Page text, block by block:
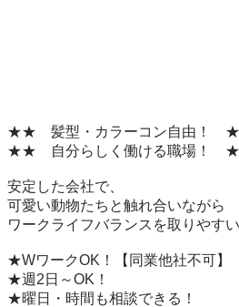
★★　髪型・カラーコン自由！　
★★　自分らしく働ける職場！　
安定した会社で、
可愛い動物たちと触れ合いながら
ワークライフバランスを取りやす
★WワークOK！【同業他社不可】
★週2日～OK！
★曜日・時間も相談できる！